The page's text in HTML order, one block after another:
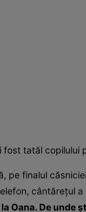
tatăl copilului
pe finalul
cântăreţul
Oana. De unde